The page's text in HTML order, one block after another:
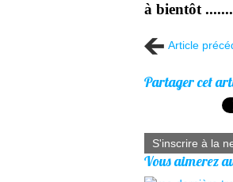
à bientôt
Article
Partager cet
S'inscrire à la
Vous aimerez